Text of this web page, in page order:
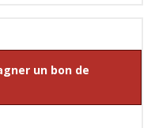
un bon de